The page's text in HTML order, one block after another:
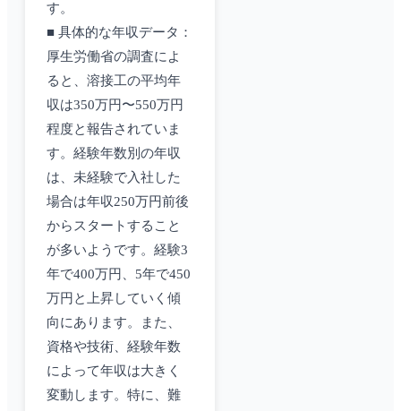
す。
■ 具体的な年収データ：
厚生労働省の調査によ
ると、溶接工の平均年
収は350万円〜550万円
程度と報告されていま
す。経験年数別の年収
は、未経験で入社した
場合は年収250万円前後
からスタートすること
が多いようです。経験3
年で400万円、5年で450
万円と上昇していく傾
向にあります。また、
資格や技術、経験年数
によって年収は大きく
変動します。特に、難